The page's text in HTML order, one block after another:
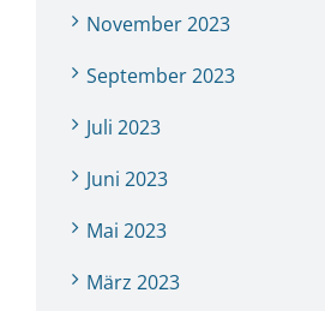
November 2023
September 2023
Juli 2023
Juni 2023
Mai 2023
März 2023